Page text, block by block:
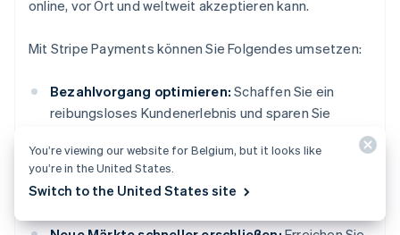
online, vor Ort und weltweit akzeptieren kann.
Mit Stripe Payments können Sie Folgendes umsetzen:
Bezahlvorgang optimieren: Schaffen Sie ein
reibungsloses Kundenerlebnis und sparen Sie
vorgefertigten Zahlungs-Nutzeroberflächen,
Zugang zu über 125 Zahlungsmethoden und Link,
einer von Stripe entwickelten Wallet.
You’re viewing our website for Belgium, but it looks like
you’re in the United States.
Switch to the United States site